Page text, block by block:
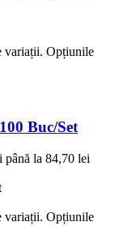
variații. Opțiunile
Buc/Set
până la 84,70 lei
variații. Opțiunile